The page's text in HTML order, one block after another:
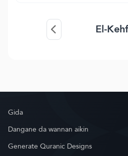
El-Kehf
Gida
Dangane da wannan aikin
Generate Quranic Designs